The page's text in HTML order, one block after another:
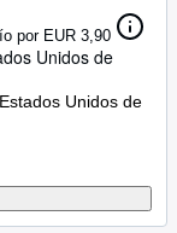
por EUR 3,90
Unidos de
Unidos de